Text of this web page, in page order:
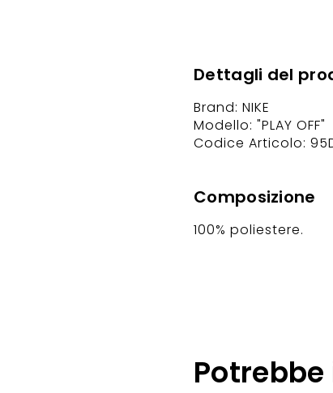
Dettagli del
Brand: NIKE
Modello: "PLAY OFF"
Codice Articolo:
Composizione
100% poliestere.